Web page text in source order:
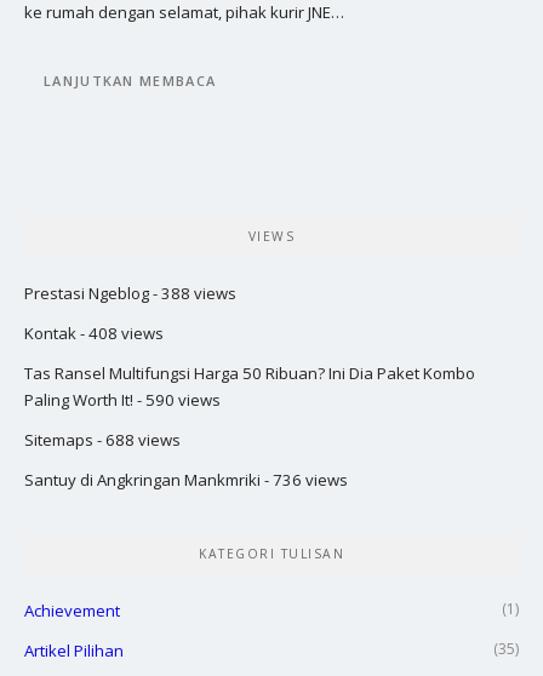
ke rumah dengan selamat, pihak kurir JNE…
LANJUTKAN MEMBACA
VIEWS
Prestasi Ngeblog- 388 views
Kontak- 408 views
Tas Ransel Multifungsi Harga 50 Ribuan? Ini Dia Paket Kombo
Paling Worth It! - 590 views
Sitemaps - 688 views
Santuy di Angkringan Mankmriki - 736 views
KATEGORI TULISAN
Achievement (1)
Artikel Pilihan (35)